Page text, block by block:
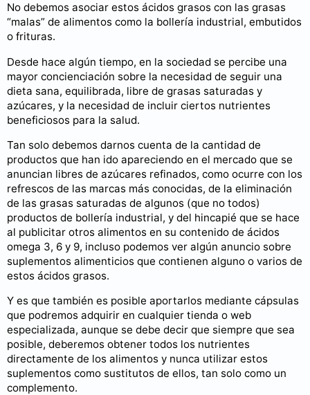
No debemos asociar estos ácidos grasos con las grasas
“malas” de alimentos como la bollería industrial, embutidos
o frituras.
Desde hace algún tiempo, en la sociedad se percibe una
mayor concienciación sobre la necesidad de seguir una
dieta sana, equilibrada, libre de grasas saturadas y
azúcares, y la necesidad de incluir ciertos nutrientes
beneficiosos para la salud.
Tan solo debemos darnos cuenta de la cantidad de
productos que han ido apareciendo en el mercado que se
anuncian libres de azúcares refinados, como ocurre con los
refrescos de las marcas más conocidas, de la eliminación
de las grasas saturadas de algunos (que no todos)
productos de bollería industrial, y del hincapié que se hace
al publicitar otros alimentos en su contenido de ácidos
omega 3, 6 y 9, incluso podemos ver algún anuncio sobre
suplementos alimenticios que contienen alguno o varios de
estos ácidos grasos.
Y es que también es posible aportarlos mediante cápsulas
que podremos adquirir en cualquier tienda o web
especializada, aunque se debe decir que siempre que sea
posible, deberemos obtener todos los nutrientes
directamente de los alimentos y nunca utilizar estos
suplementos como sustitutos de ellos, tan solo como un
complemento.